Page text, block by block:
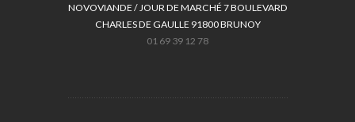
NOVOVIANDE / JOUR DE MARCHÉ 7 BOULEVARD
CHARLES DE GAULLE 91800 BRUNOY
01 69 39 12 78